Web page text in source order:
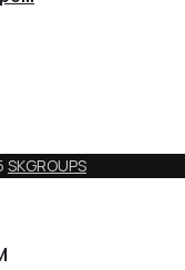
SKGROUPS